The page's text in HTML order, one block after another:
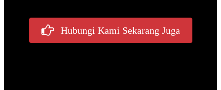
Hubungi Kami Sekarang Juga